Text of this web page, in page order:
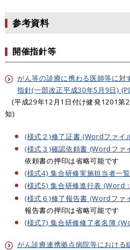
参考資料
開催指針等
がん等の診療に携わる医師等に対
指針(一部改正平成30年5月9日)
(平成29年12月1日付け健発1201第
知)
(様式２)修了証書 (Wordファイ
(様式３)確認依頼書 (Wordファ
依頼書の押印は省略可能です
(様式4) 集合研修実施担当者一
(様式5) 集合研修進行表 (Word
(様式６)修了報告書 (Wordファ
報告書の押印は省略可能です
(様式7) 集合研修修了者名簿
がん診療連携拠点病院等における